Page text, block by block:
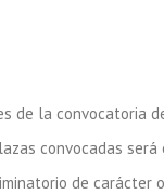
de la convocatoria
convocadas será
de